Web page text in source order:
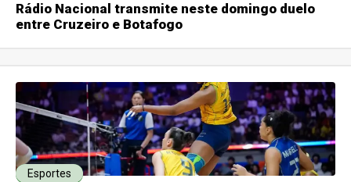
Rádio Nacional transmite neste domingo duelo
entre Cruzeiro e Botafogo
Esportes